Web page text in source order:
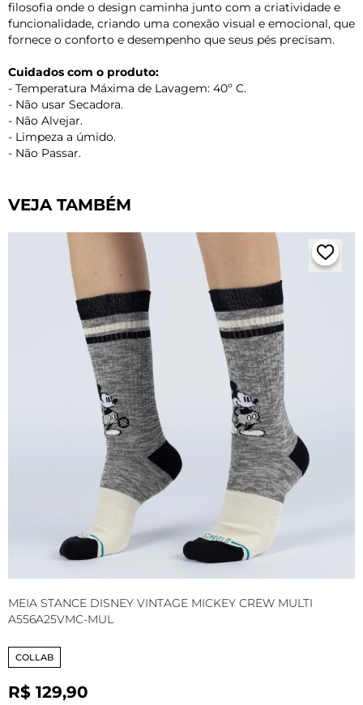
filosofia onde o design caminha junto com a criatividade e
funcionalidade, criando uma conexão visual e emocional, que
fornece o conforto e desempenho que seus pés precisam.
Cuidados com o produto:
- Temperatura Máxima de Lavagem: 40º C.
- Não usar Secadora.
- Não Alvejar.
- Limpeza a úmido.
- Não Passar.
VEJA TAMBÉM
MEIA STANCE DISNEY VINTAGE MICKEY CREW MULTI
A556A25VMC-MUL
COLLAB
R$ 129,90